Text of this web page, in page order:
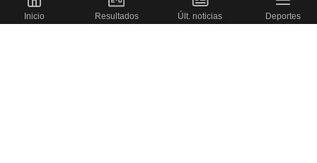
Inicio Resultados Últ. noticias Deportes